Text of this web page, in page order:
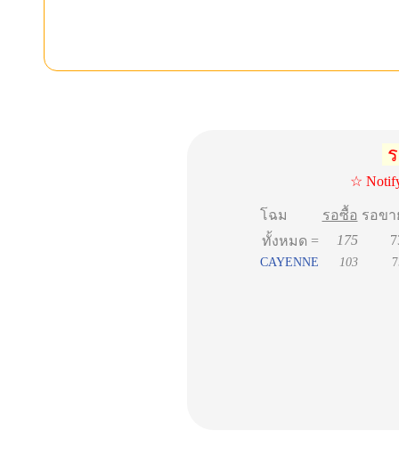
☆
โฉม รอซื้อ รอขา
ทั้งหมด =
175
CAYENNE 103